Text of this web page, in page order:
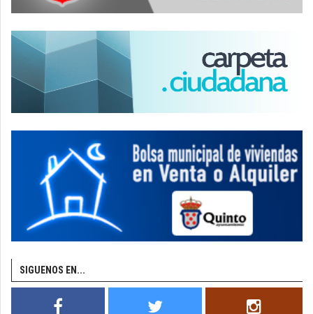
SIGUENOS EN...